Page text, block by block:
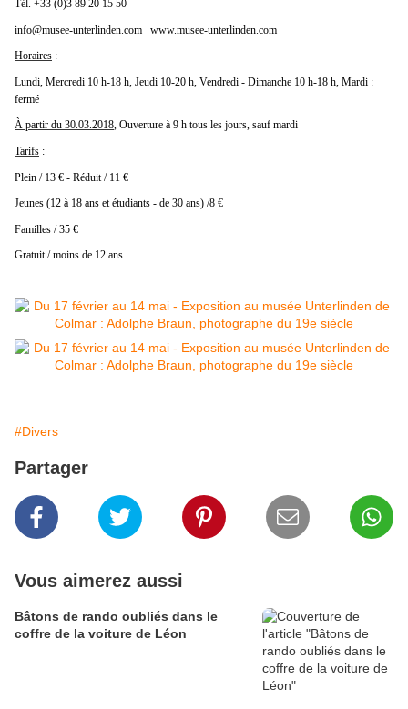
Tél. +33 (0)3 89 20 15 50
info@musee-unterlinden.com www.musee-unterlinden.com
Horaires :
Lundi, Mercredi 10 h-18 h, Jeudi 10-20 h, Vendredi - Dimanche 10 h-18 h, Mardi :
fermé
À partir du 30.03.2018, Ouverture à 9 h tous les jours, sauf mardi
Tarifs :
Plein / 13 € - Réduit / 11 €
Jeunes (12 à 18 ans et étudiants - de 30 ans) /8 €
Familles / 35 €
Gratuit / moins de 12 ans
#Divers
Partager
Vous aimerez aussi
Bâtons de rando oubliés dans le
coffre de la voiture de Léon